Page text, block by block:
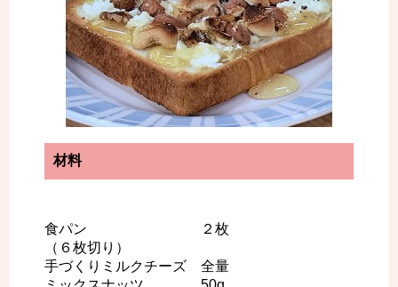
材料
食パン ２枚
（６枚切り）
手づくりミルクチーズ 全量